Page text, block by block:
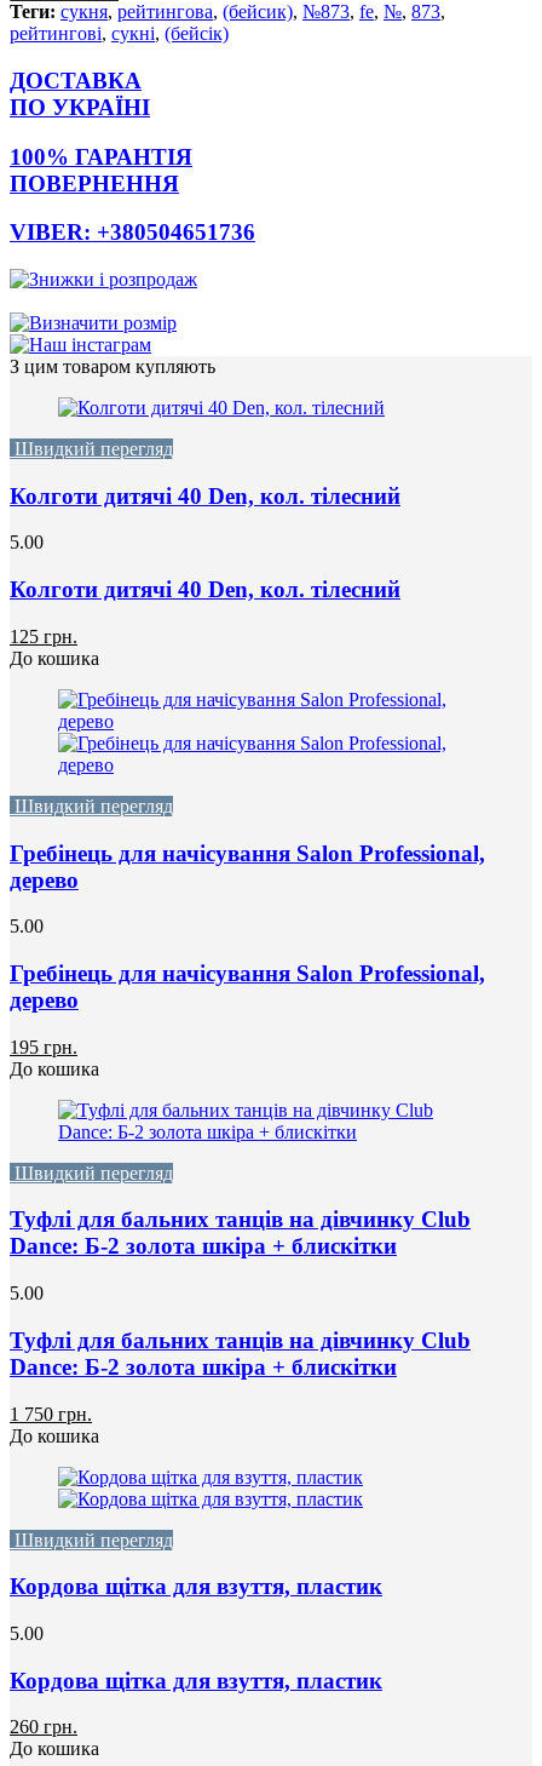
Теги: сукня, рейтингова, (бейсик), №873, fe, №, 873,
рейтингові, сукні, (бейсік)
ДОСТАВКА
ПО УКРАЇНІ
100% ГАРАНТІЯ
ПОВЕРНЕННЯ
VIBER: +380504651736
З цим товаром купляють
Швидкий перегляд
Колготи дитячі 40 Den, кол. тілесний
5.00
Колготи дитячі 40 Den, кол. тілесний
125 грн.
До кошика
Швидкий перегляд
Гребінець для начісування Salon Professional,
дерево
5.00
Гребінець для начісування Salon Professional,
дерево
195 грн.
До кошика
Швидкий перегляд
Туфлі для бальних танців на дівчинку Club
Dance: Б-2 золота шкіра + блискітки
5.00
Туфлі для бальних танців на дівчинку Club
Dance: Б-2 золота шкіра + блискітки
1 750 грн.
До кошика
Швидкий перегляд
Кордова щітка для взуття, пластик
5.00
Кордова щітка для взуття, пластик
260 грн.
До кошика